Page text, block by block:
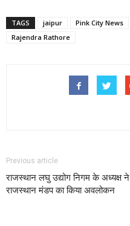
TAGS jaipur Pink City News
Rajendra Rathore
Previous article
राजस्थान लघु उद्योग निगम के अध्यक्ष ने
राजस्थान मंडप का किया अवलोकन